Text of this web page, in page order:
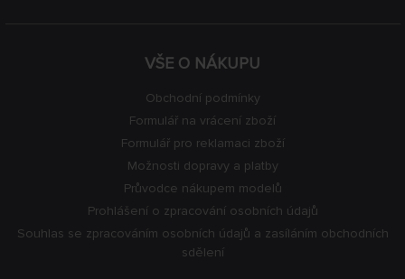
VŠE O NÁKUPU
Obchodní podmínky
Formulář na vrácení zboží
Formulář pro reklamaci zboží
Možnosti dopravy a platby
Průvodce nákupem modelů
Prohlášení o zpracování osobních údajů
Souhlas se zpracováním osobních údajů a zasíláním obchodních
sdělení